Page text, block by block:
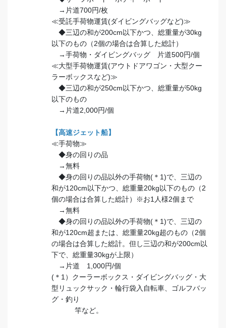
→片道700円/枚
≪受託手荷物運賃(ダイビングバッグなど)≫
◆三辺の和が200cm以下かつ、総重量が30kg
以下のもの（2個の場合は合算した総計）
→手荷物・ダイビングバッグ 片道500円/個
≪大型手荷物運賃(アウトドアワゴン・大型クー
ラーボックスなど)≫
◆三辺の和が250cm以下かつ、総重量が50kg
以下のもの
→片道2,000円/個
【高速ジェット船】
≪手荷物≫
◆身の回りの品
→無料
◆身の回りの品以外の手荷物(＊1)で、三辺の
和が120cm以下かつ、総重量20kg以下のもの（2
個の場合は合算した総計）※お1人様2個まで
→無料
◆身の回りの品以外の手荷物(＊1)で、三辺の
和が120cm超または、総重量20kg超のもの（2個
の場合は合算した総計。但し三辺の和が200cm以
下で、総重量30kgが上限）
→片道 1,000円/個
(＊1）クーラーボックス・ダイビングバッグ・大
型リュックサック・輪行袋入自転車、ゴルフバッ
グ・釣り
竿など。